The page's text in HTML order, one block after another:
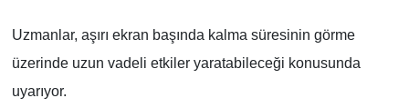
Uzmanlar, aşırı ekran başında kalma süresinin görme
üzerinde uzun vadeli etkiler yaratabileceği konusunda
uyarıyor.